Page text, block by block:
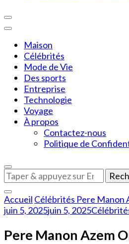
Maison
Célébrités
Mode de Vie
Des sports
Entreprise
Technologie
Voyage
À propos
Contactez-nous
Politique de
Vous
recherchiez
quelque
chose
?
Accueil Célébrités Pere Manon
juin 5, 2025juin 5, 2025
Pere Manon Azem